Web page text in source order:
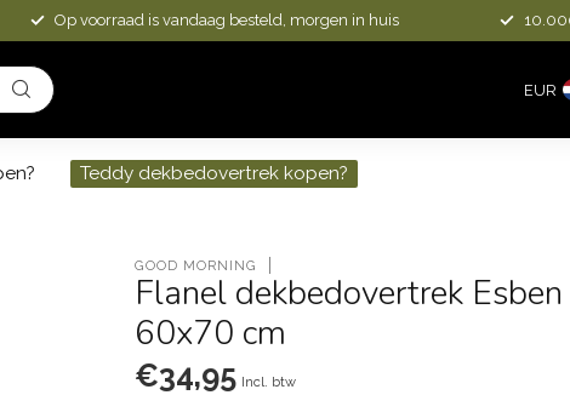
Op voorraad is vandaag besteld, morgen in huis
EUR
Teddy dekbedovertrek kopen?
GOOD MORNING
Flanel dekbedovertrek
60x70 cm
€34,95 Incl. btw